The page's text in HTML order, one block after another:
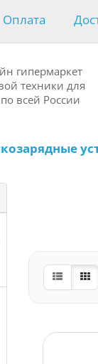
Оплата
гипермаркет
техники для
всей России